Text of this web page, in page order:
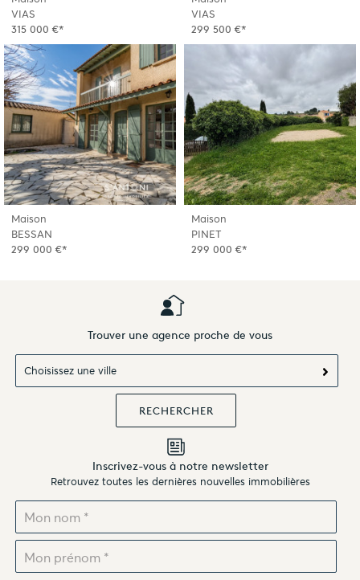
VIAS
315 000 €*
VIAS
299 500 €*
Maison
BESSAN
299 000 €*
Maison
PINET
299 000 €*
Trouver une agence proche de vous
Choisissez une ville
Inscrivez-vous à notre newsletter
Retrouvez toutes les dernières nouvelles immobilières